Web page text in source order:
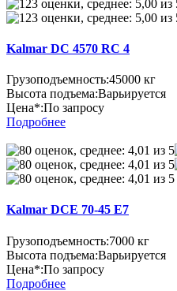
Kalmar DC 4570 RC 4
Грузоподъемность:45000 кг
Высота подъема:Варьируется
Цена*:По запросу
Подробнее
Kalmar DCE 70-45 E7
Грузоподъемность:7000 кг
Высота подъема:Варьируется
Цена*:По запросу
Подробнее